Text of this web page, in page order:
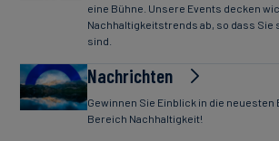
eine Bühne. Unsere Events decken
Nachhaltigkeitstrends ab, so dass
sind.
Nachrichten
Gewinnen Sie Einblick in die neuesten
Bereich Nachhaltigkeit!